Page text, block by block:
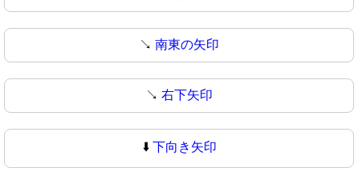
↘️ 南東の矢印
↘ 右下矢印
⬇️ 下向き矢印